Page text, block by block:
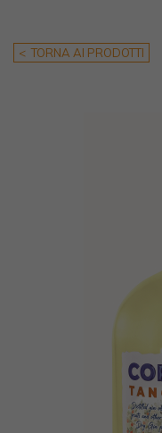
< TORNA AI PRODOTTI